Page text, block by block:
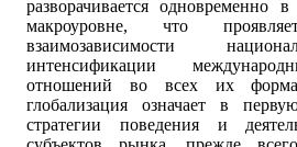
разворачивается одновременно
макроуровне, что
взаимозависимости
интенсификации
отношений во всех их
глобализация означает в
стратегии поведения и